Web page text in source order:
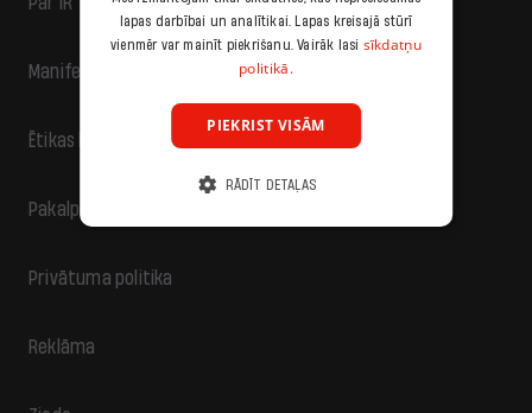
Manifests
Ētikas kodekss
Pakalpojumu sniegšanas noteikumi
Privātuma politika
Reklāma
lapas darbībai un analītikai. Lapas kreisajā stūrī
vienmēr var mainīt piekrišanu. Vairāk lasi sīkdatņu
politikā.
PIEKRIST VISĀM
RĀDĪT DETAĻAS